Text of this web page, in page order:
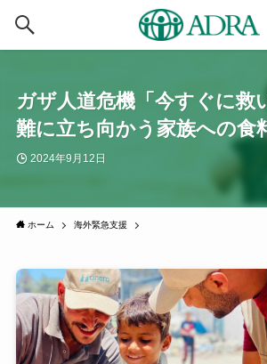
ガザ人道危機「今すぐに救
難に立ち向かう家族への食
2024年9月12日
ホーム 海外緊急支援